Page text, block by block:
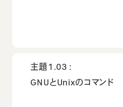
主題1.03：
GNUとUnixのコマンド